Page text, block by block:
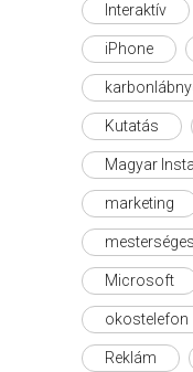
Interaktív
iPhone
Kutatás
Magyar
marketing
Microsoft
okostelefon
Reklám